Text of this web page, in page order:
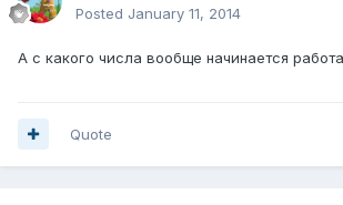
Posted January 11, 2014
А с какого числа вообще начинается
Quote